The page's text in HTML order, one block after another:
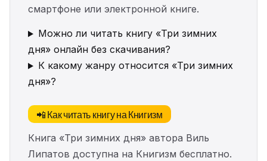
смартфоне или электронной книге.
Можно ли читать книгу «Три зимних
дня» онлайн без скачивания?
К какому жанру относится «Три зимних
дня»?
📲 Как читать книгу на Книгизм
Книга «Три зимних дня» автора Виль
Липатов доступна на Книгизм бесплатно.